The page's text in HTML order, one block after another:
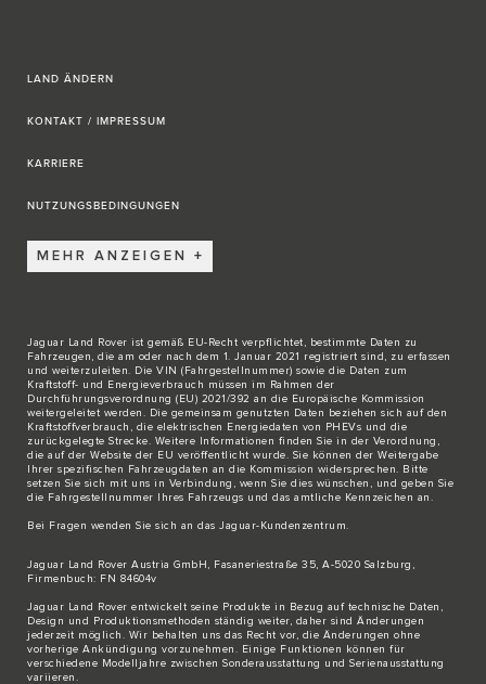
LAND ÄNDERN
KONTAKT / IMPRESSUM
KARRIERE
NUTZUNGSBEDINGUNGEN
MEHR ANZEIGEN
Jaguar Land Rover ist gemäß EU-Recht verpflichtet, bestimmte Daten zu
Fahrzeugen, die am oder nach dem 1. Januar 2021 registriert sind, zu erfassen
und weiterzuleiten. Die VIN (Fahrgestellnummer) sowie die Daten zum
Kraftstoff- und Energieverbrauch müssen im Rahmen der
Durchführungsverordnung (EU) 2021/392 an die Europäische Kommission
weitergeleitet werden. Die gemeinsam genutzten Daten beziehen sich auf den
Kraftstoffverbrauch, die elektrischen Energiedaten von PHEVs und die
zurückgelegte Strecke. Weitere Informationen finden Sie in der Verordnung,
die auf der Website der EU veröffentlicht wurde. Sie können der Weitergabe
Ihrer spezifischen Fahrzeugdaten an die Kommission widersprechen. Bitte
setzen Sie sich mit uns in Verbindung
, wenn Sie dies wünschen, und geben Sie
die Fahrgestellnummer Ihres Fahrzeugs und das amtliche Kennzeichen an.
Bei Fragen wenden Sie sich an das Jaguar-Kundenzentrum
Jaguar Land Rover Austria GmbH, Fasaneriestraße 35, A-5020 Salzburg,
Firmenbuch: FN 84604v
Jaguar Land Rover entwickelt seine Produkte in Bezug auf technische Daten,
Design und Produktionsmethoden ständig weiter, daher sind Änderungen
jederzeit möglich. Wir behalten uns das Recht vor, die Änderungen ohne
vorherige Ankündigung vorzunehmen. Einige Funktionen können für
verschiedene Modelljahre zwischen Sonderausstattung und Serienausstattung
variieren.